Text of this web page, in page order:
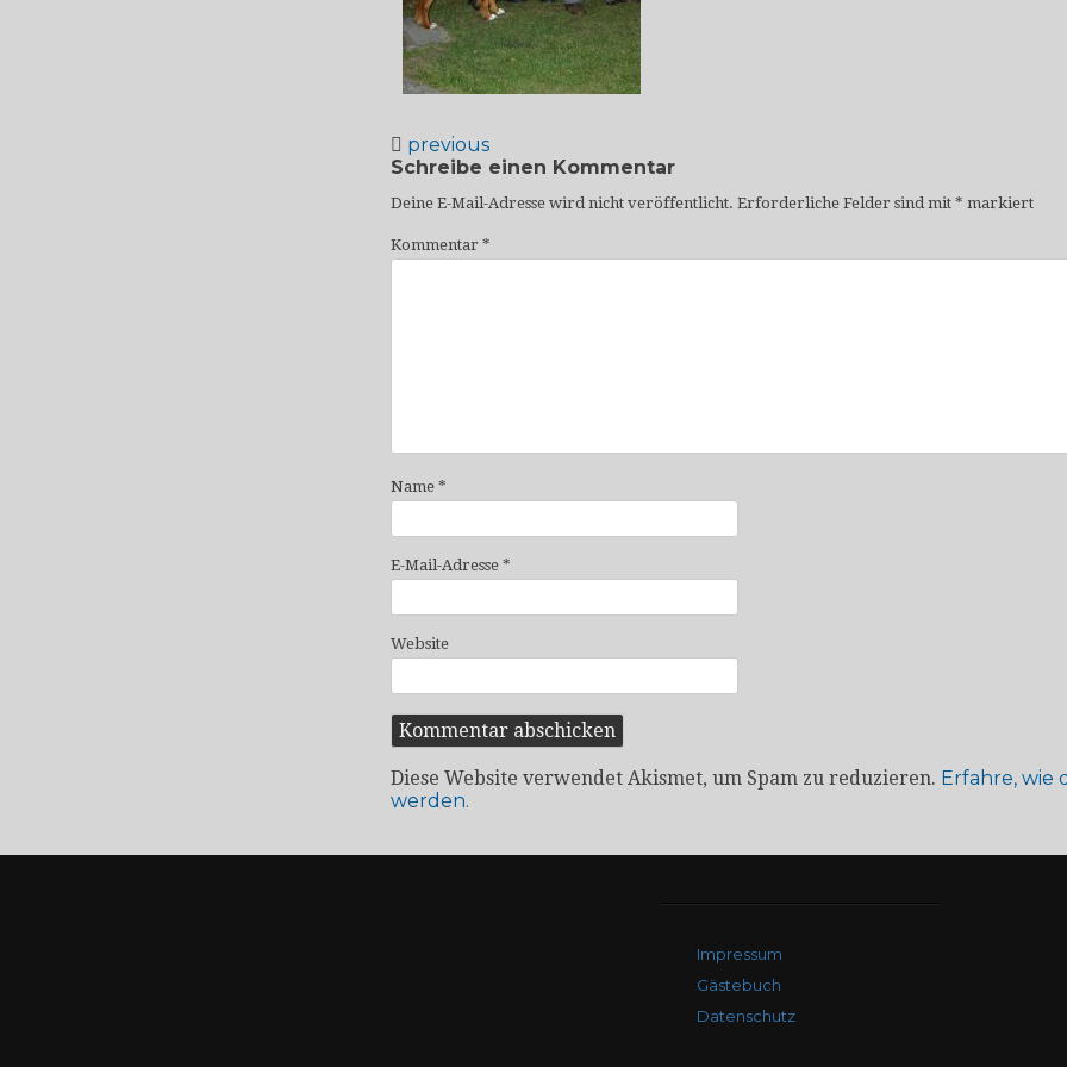
previous
Schreibe einen Kommentar
Deine E-Mail-Adresse wird nicht veröffentlicht. Erforderliche Felder sind mit * markiert
Kommentar *
Name *
E-Mail-Adresse *
Website
Diese Website verwendet Akismet, um Spam zu reduzieren. Erfahre, wie
werden.
Impressum
Gästebuch
Datenschutz